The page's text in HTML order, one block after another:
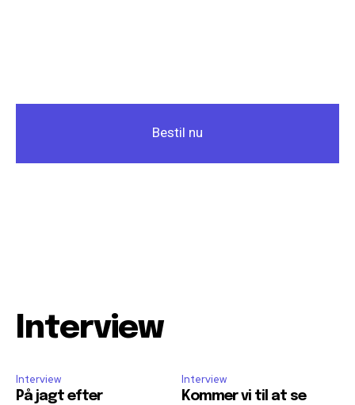
Bestil nu
Interview
Interview
På jagt efter
Interview
Kommer vi til at se